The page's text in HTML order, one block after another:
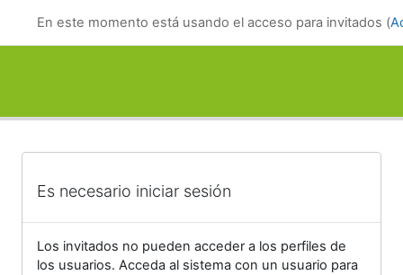
En este momento está usando el acceso para invitados (
Es necesario iniciar sesión
Los invitados no pueden acceder a los perfiles de
los usuarios. Acceda al sistema con un usuario para